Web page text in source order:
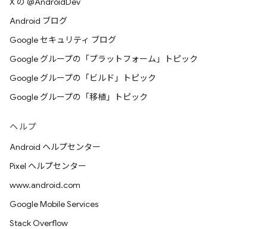
Android ブログ
Google セキュリティ ブログ
Google グループの「プラットフォーム」トピック
Google グループの「ビルド」トピック
Google グループの「移植」トピック
ヘルプ
Android ヘルプセンター
Pixel ヘルプセンター
www.android.com
Google Mobile Services
Stack Overflow